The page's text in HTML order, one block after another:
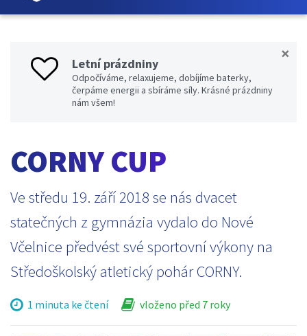
×
Letní prázdniny
Odpočíváme, relaxujeme, dobíjíme baterky,
čerpáme energii a sbíráme síly. Krásné prázdniny
nám všem!
CORNY CUP
Ve středu 19. září 2018 se nás dvacet
statečných z gymnázia vydalo do Nové
Včelnice předvést své sportovní výkony na
Středoškolský atletický pohár CORNY.
1 minuta ke čtení vloženo před 7 roky